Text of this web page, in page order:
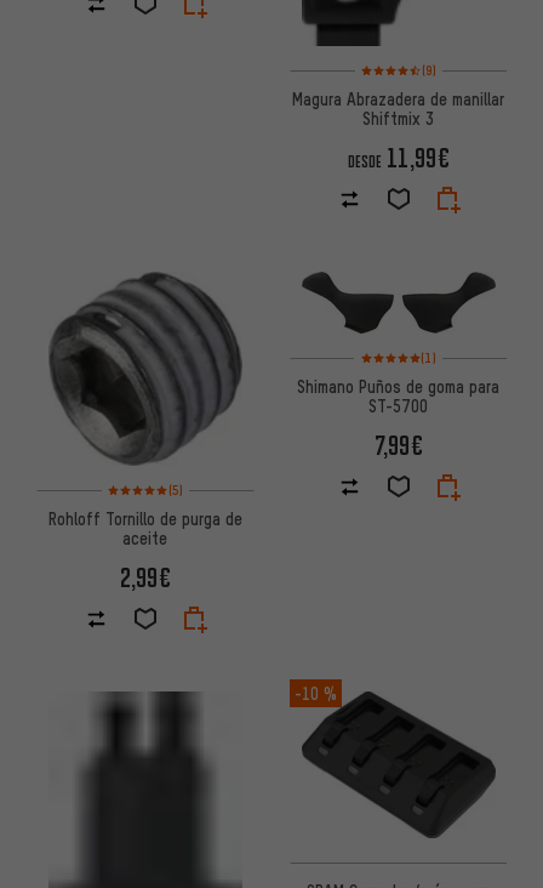
Valoración media: 4,5 de 5
(9)
Magura Abrazadera de manillar
Shiftmix 3
DESDE 11,99€
Valoración media: 5 de 5 basada en 5 reseñas
(5)
Rohloff Tornillo de purga de
aceite
2,99€
Valoración media: 5 de 5
(1)
Shimano Puños de goma para
ST-5700
7,99€
-10 %